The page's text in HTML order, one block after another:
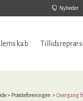
Nyheder
> Præsteforeningen > Overgang